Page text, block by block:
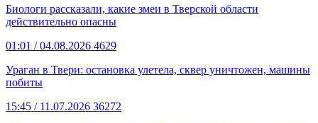
Биологи рассказали, какие змеи в Тверской области
действительно опасны
01:01 / 04.08.2026 4629
Ураган в Твери: остановка улетела, сквер уничтожен, машины
побиты
15:45 / 11.07.2026 36272